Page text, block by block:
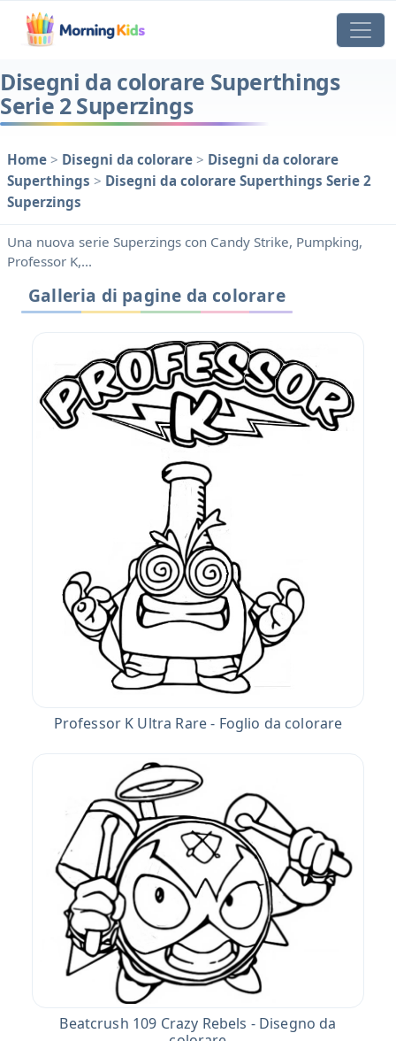
Disegni da colorare Superthings
Serie 2 Superzings
Home > Disegni da colorare > Disegni da colorare
Superthings > Disegni da colorare Superthings Serie 2
Superzings
Una nuova serie Superzings con Candy Strike, Pumpking,
Professor K,...
Galleria di pagine da colorare
Professor K Ultra Rare - Foglio da colorare
Beatcrush 109 Crazy Rebels - Disegno da